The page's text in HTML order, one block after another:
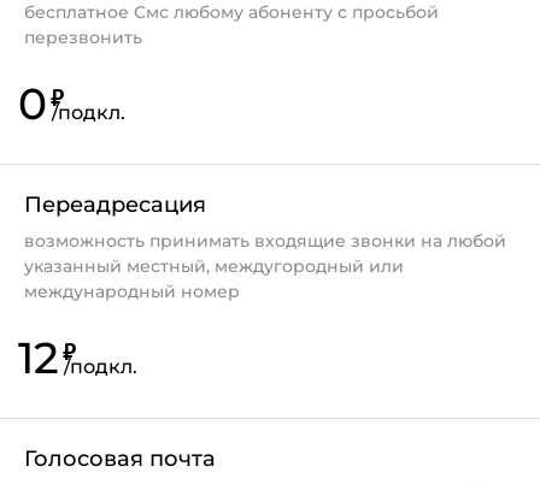
возможна некорректная работа отправки СМС-
сообщений с устройств XIAOMI;
возможна некорректная работа услуги
"Публичный статический IP-адрес
подключенная технология VoLTE не влияет на
тарификацию.
бесплатное Смс любому абоненту с просьбой
перезвонить
0₽
/подкл.
Переадресация
возможность принимать входящие звонки на любой
указанный местный, междугородный или
международный номер
12₽
/подкл.
Голосовая почта